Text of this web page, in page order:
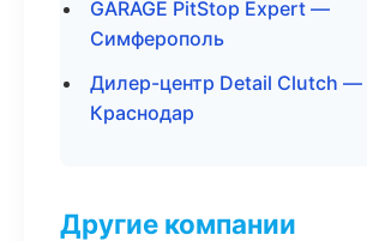
GARAGE PitStop Expert —
Симферополь
Дилер-центр Detail Clutch —
Краснодар
Другие компании